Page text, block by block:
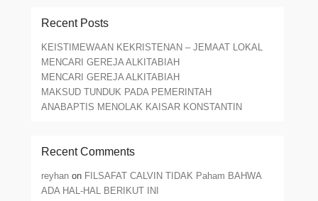
Recent Posts
KEISTIMEWAAN KEKRISTENAN – JEMAAT LOKAL
MENCARI GEREJA ALKITABIAH
MENCARI GEREJA ALKITABIAH
MAKSUD TUNDUK PADA PEMERINTAH
ANABAPTIS MENOLAK KAISAR KONSTANTIN
Recent Comments
reyhan on FILSAFAT CALVIN TIDAK Paham BAHWA
ADA HAL-HAL BERIKUT INI